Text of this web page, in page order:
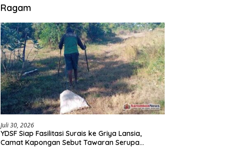
Ragam
Juli 30, 2026
YDSF Siap Fasilitasi Surais ke Griya Lansia,
Camat Kapongan Sebut Tawaran Serupa